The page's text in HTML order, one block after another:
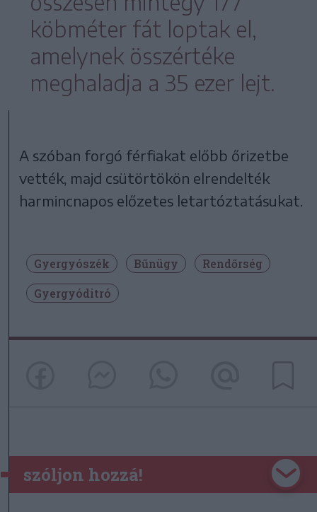
köbméter fát loptak el,
amelynek összértéke
meghaladja a 35 ezer lejt.
A szóban forgó férfiakat előbb őrizetbe
vették, majd csütörtökön elrendelték
harmincnapos előzetes letartóztatásukat.
Gyergyószék Bűnügy
Rendőrség
Gyergyóditró
szóljon hozzá!